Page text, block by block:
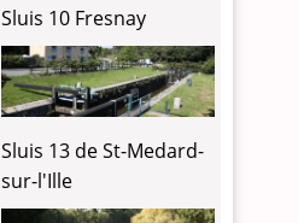
Sluis 10 Fresnay
Sluis 13 de St-Medard-
sur-l'Ille